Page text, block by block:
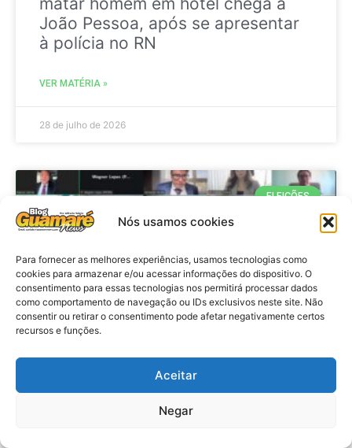
Nós usamos cookies
Para fornecer as melhores experiências, usamos tecnologias como
cookies para armazenar e/ou acessar informações do dispositivo. O
consentimento para essas tecnologias nos permitirá processar dados
como comportamento de navegação ou IDs exclusivos neste site. Não
consentir ou retirar o consentimento pode afetar negativamente certos
recursos e funções.
Aceitar
Negar
João Pessoa, após se apresentar
à polícia no RN
VER MATÉRIA »
28 de julho de 2026
ELEIÇÕES
Eleições 2026: procuradores e
promotores eleitorais realizam
reunião de alinhamento no RN